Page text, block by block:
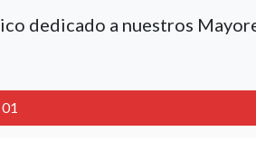
dedicado a nuestros